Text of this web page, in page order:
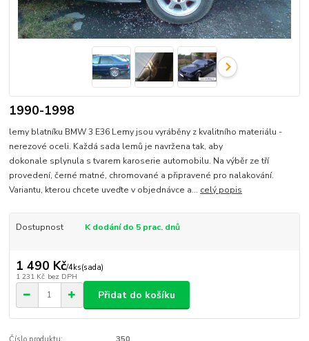
1990-1998
lemy blatníku BMW 3 E36 Lemy jsou vyráběny z kvalitního materiálu -
nerezové oceli. Každá sada lemů je navržena tak, aby
dokonale splynula s tvarem karoserie automobilu. Na výběr ze tří
provedení, černé matné, chromované a připravené pro nalakování.
Variantu, kterou chcete uveďte v objednávce a... celý popis
Dostupnost K dodání do 5 prac. dnů
1 490 Kč/4ks(sada)
1 231 Kč bez DPH
Přidat do košíku